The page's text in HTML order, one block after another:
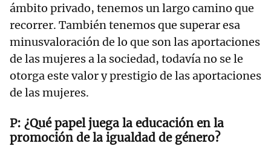
ámbito privado, tenemos un largo camino que
recorrer. También tenemos que superar esa
minusvaloración de lo que son las aportaciones
de las mujeres a la sociedad, todavía no se le
otorga este valor y prestigio de las aportaciones
de las mujeres.
¿Qué papel juega la educación en la
promoción de la igualdad de género?